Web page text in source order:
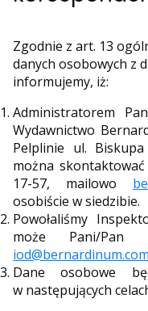
Zgodnie z art. 13
danych osobowych z
informujemy, iż:
Administratorem
Wydawnictwo
Pelplinie ul.
można
17-57, mailowo
osobiście w siedzibie.
Powołaliśmy
może Pani/Pan
Dane osobowe
w następujących